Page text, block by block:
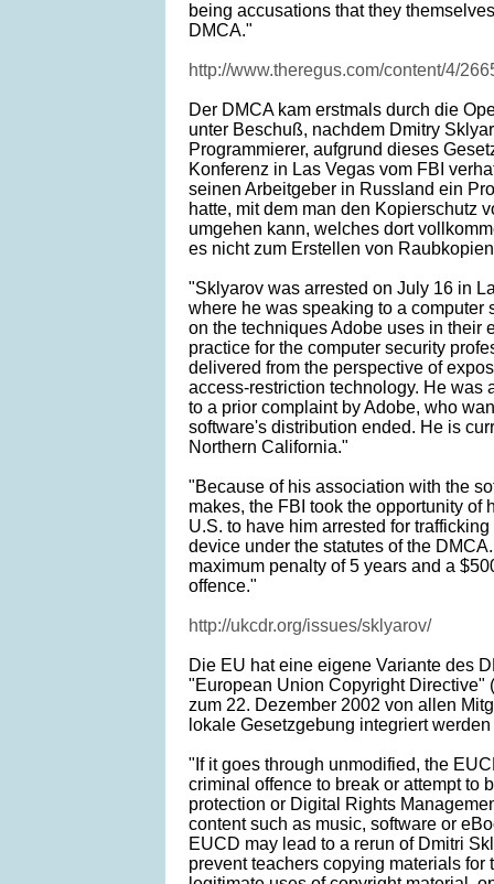
being accusations that they
DMCA."
http://www.theregus.com/content/4/
Der DMCA kam erstmals durch die
unter Beschuß, nachdem Dmitry
Programmierer, aufgrund dieses
Konferenz in Las Vegas vom FBI
seinen Arbeitgeber in Russland ein
hatte, mit dem man den Kopierschutz
umgehen kann, welches dort
es nicht zum Erstellen von
"Sklyarov was arrested on July 16 in
where he was speaking to a computer
on the techniques Adobe uses in their
practice for the computer security
delivered from the perspective of
access-restriction technology. He was
to a prior complaint by Adobe, who
software's distribution ended. He is
Northern California."
"Because of his association with the
makes, the FBI took the opportunity of
U.S. to have him arrested for
device under the statutes of the
maximum penalty of 5 years and a
offence."
http://ukcdr.org/issues/sklyarov/
Die EU hat eine eigene Variante des
"European Union Copyright Directive"
zum 22. Dezember 2002 von allen
lokale Gesetzgebung integriert
"If it goes through unmodified, the
criminal offence to break or attempt to
protection or Digital Rights
content such as music, software or
EUCD may lead to a rerun of Dmitri
prevent teachers copying materials for